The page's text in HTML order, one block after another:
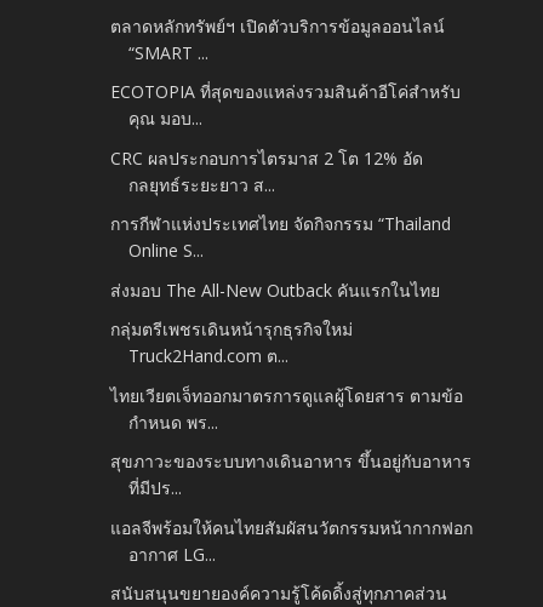
ตลาดหลักทรัพย์ฯ เปิดตัวบริการข้อมูลออนไลน์
“SMART ...
ECOTOPIA ที่สุดของแหล่งรวมสินค้าอีโค่สำหรับ
คุณ มอบ...
CRC ผลประกอบการไตรมาส 2 โต 12% อัด
กลยุทธ์ระยะยาว ส...
การกีฬาแห่งประเทศไทย จัดกิจกรรม “Thailand
Online S...
ส่งมอบ The All-New Outback คันแรกในไทย
กลุ่มตรีเพชรเดินหน้ารุกธุรกิจใหม่
Truck2Hand.com ต...
ไทยเวียตเจ็ทออกมาตรการดูแลผู้โดยสาร ตามข้อ
กำหนด พร...
สุขภาวะของระบบทางเดินอาหาร ขึ้นอยู่กับอาหาร
ที่มีปร...
แอลจีพร้อมให้คนไทยสัมผัสนวัตกรรมหน้ากากฟอก
อากาศ LG...
สนับสนุนขยายองค์ความรู้โค้ดดิ้งสู่ทุกภาคส่วน